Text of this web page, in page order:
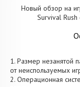
Новый обзор на
Survival Rush
1. Размер незанятой
от неиспользуемых
2. Операционная